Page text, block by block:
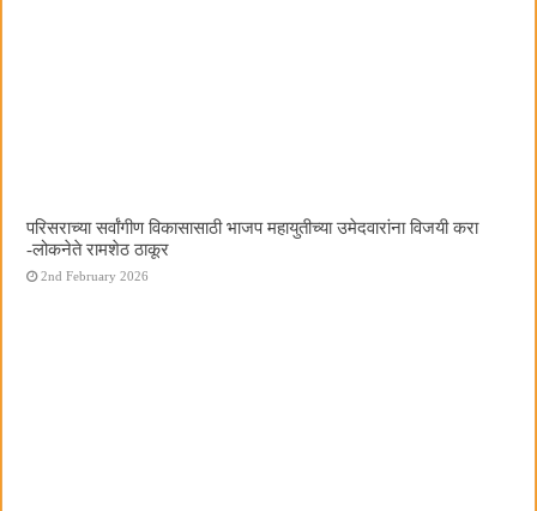
परिसराच्या सर्वांगीण विकासासाठी भाजप महायुतीच्या उमेदवारांना विजयी करा
-लोकनेते रामशेठ ठाकूर
2nd February 2026